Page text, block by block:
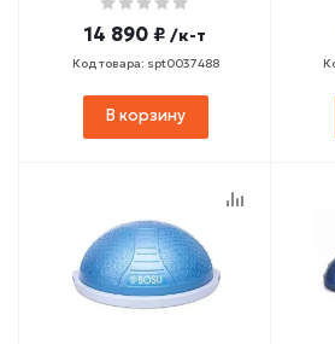
14 890 ₽ /к-т
Код товара: spt0037488
В корзину